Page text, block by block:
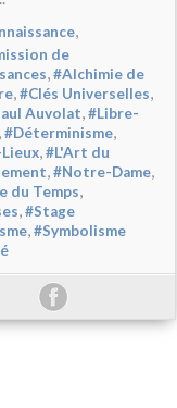
,
de
,#Alchimie de
,#Clés Universelles,
Auvolat,#Libre-
,#Déterminisme,
,#L'Art du
,#Notre-Dame,
du Temps,
,#Stage
,#Symbolisme